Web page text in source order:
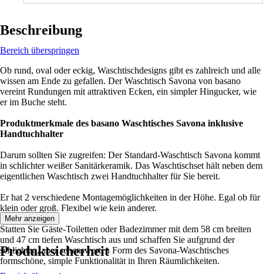
Beschreibung
Bereich überspringen
Ob rund, oval oder eckig, Waschtischdesigns gibt es zahlreich und alle
wissen am Ende zu gefallen. Der Waschtisch Savona von basano
vereint Rundungen mit attraktiven Ecken, ein simpler Hingucker, wie
er im Buche steht.
Produktmerkmale des basano Waschtisches Savona inklusive
Handtuchhalter
Darum sollten Sie zugreifen: Der Standard-Waschtisch Savona kommt
in schlichter weißer Sanitärkeramik. Das Waschtischset hält neben dem
eigentlichen Waschtisch zwei Handtuchhalter für Sie bereit.
Er hat 2 verschiedene Montagemöglichkeiten in der Höhe. Egal ob für
klein oder groß. Flexibel wie kein anderer.
Statten Sie Gäste-Toiletten oder Badezimmer mit dem 58 cm breiten
und 47 cm tiefen Waschtisch aus und schaffen Sie aufgrund der
schlichten, aber sehenswerten Form des Savona-Waschtisches
formschöne, simple Funktionalität in Ihren Räumlichkeiten.
Mehr anzeigen
Produktsicherheit